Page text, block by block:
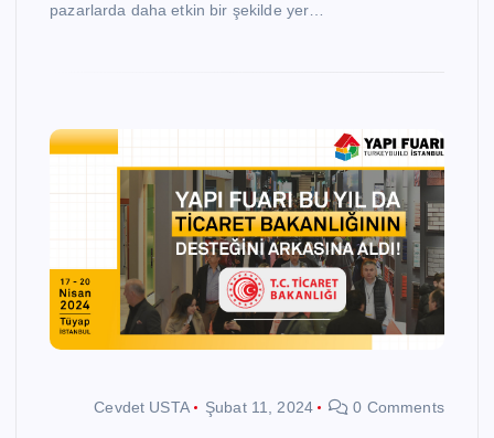
pazarlarda daha etkin bir şekilde yer…
Cevdet USTA Şubat 11, 2024 0 Comments